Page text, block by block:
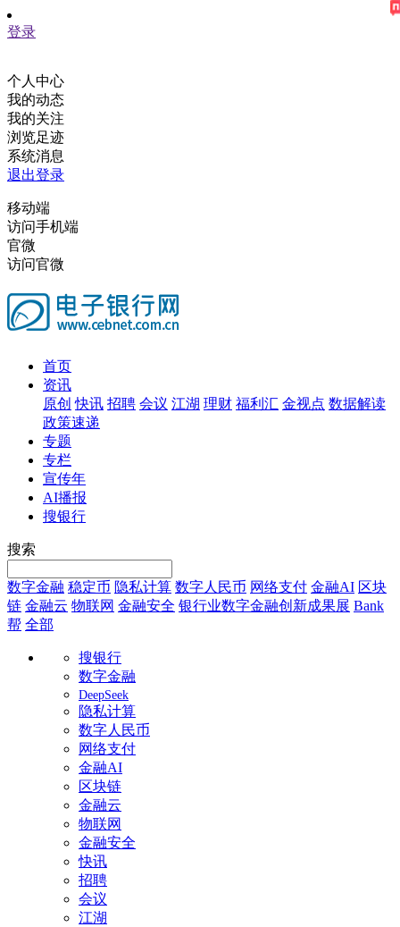
登录
个人中心
我的动态
我的关注
浏览足迹
系统消息
退出登录
移动端
访问手机端
官微
访问官微
首页
资讯
原创 快讯 招聘 会议 江湖 理财 福利汇 金视点 数据解读
政策速递
专题
专栏
宣传年
AI播报
搜银行
搜索
数字金融 稳定币 隐私计算 数字人民币 网络支付 金融AI 区块
链 金融云 物联网 金融安全 银行业数字金融创新成果展 Bank
帮 全部
搜银行
数字金融
DeepSeek
隐私计算
数字人民币
网络支付
金融AI
区块链
金融云
物联网
金融安全
快讯
招聘
会议
江湖